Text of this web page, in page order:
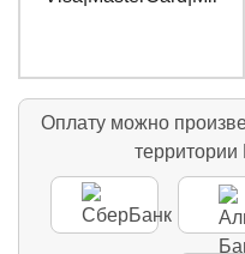
Оплату можно